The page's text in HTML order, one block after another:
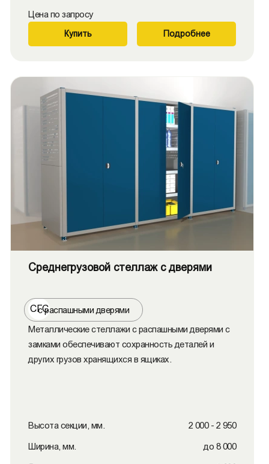
Цена по запросу
Купить Подробнее
Среднегрузовой стеллаж с дверями
СГС
с распашными дверями
Металлические стеллажи с распашными дверями с
замками обеспечивают сохранность деталей и
других грузов хранящихся в ящиках.
Высота секции, мм. 2 000 - 2 950
Ширина, мм. до 8 000